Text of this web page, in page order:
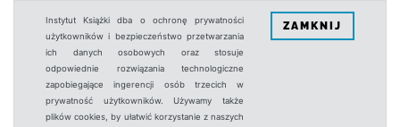
Instytut Książki dba o ochronę prywatności
użytkowników i bezpieczeństwo przetwarzania
ich danych osobowych oraz stosuje
odpowiednie rozwiązania technologiczne
zapobiegające ingerencji osób trzecich w
prywatność użytkowników. Używamy także
plików cookies, by ułatwić korzystanie z naszych
ZAMKNIJ